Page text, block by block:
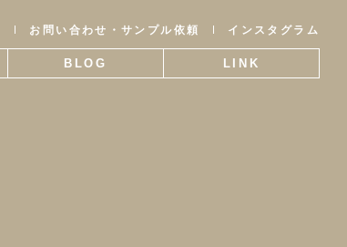
お問い合わせ・サンプル依頼 インスタグラム
BLOG LINK